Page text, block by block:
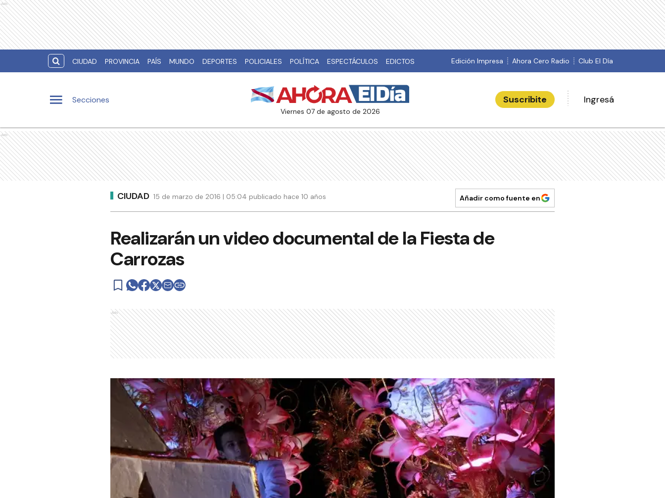
Ads
CIUDAD PROVINCIA PAÍS MUNDO DEPORTES POLICIALES POLÍTICA ESPECTÁCULOS EDICTOS Edición Impresa Ahora Cero Radio Club El Día
Secciones
viernes 07 de agosto de 2026
Suscribite Ingresá
Ads
CIUDAD 15 de marzo de 2016 | 05:04 publicado hace 10 años Añadir como fuente en
Realizarán un video documental de la Fiesta de
Carrozas
Ads